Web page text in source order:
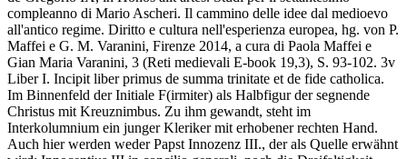
compleanno di Mario Ascheri. Il cammino delle idee dal medioevo
all'antico regime. Diritto e cultura nell'esperienza europea, hg. von P.
Maffei e G. M. Varanini, Firenze 2014, a cura di Paola Maffei e
Gian Maria Varanini, 3 (Reti medievali E-book 19,3), S. 93-102. 3v
Liber I. Incipit liber primus de summa trinitate et de fide catholica.
Im Binnenfeld der Initiale F(irmiter) als Halbfigur der segnende
Christus mit Kreuznimbus. Zu ihm gewandt, steht im
Interkolumnium ein junger Kleriker mit erhobener rechten Hand.
Auch hier werden weder Papst Innozenz III., der als Quelle erwähnt